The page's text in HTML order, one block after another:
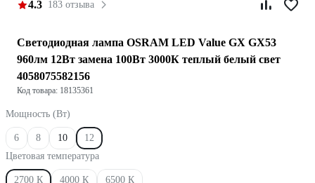
4.3 183 отзыва
Светодиодная лампа OSRAM LED Value GX GX53
960лм 12Вт замена 100Вт 3000К теплый белый свет
4058075582156
Код товара: 18135361
Мощность (Вт)
6 8 10
12
Цветовая температура
2700 К 4000 К 6500 К